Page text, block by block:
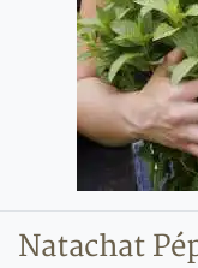
Natachat